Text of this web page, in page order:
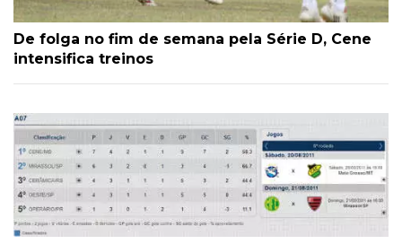
De folga no fim de semana pela Série D, Cene
intensifica treinos